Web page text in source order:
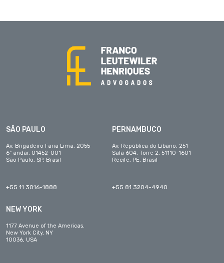
SÃO PAULO
Av. Brigadeiro Faria Lima, 2055
6º andar, 01452-001
São Paulo, SP, Brasil
+55 11 3016-1888
PERNAMBUCO
Av. República do Líbano, 251
Sala 604, Torre 2, 51110-1601
Recife, PE, Brasil
+55 81 3204-4940
NEW YORK
1177 Avenue of the Americas.
New York City, NY
10036, USA